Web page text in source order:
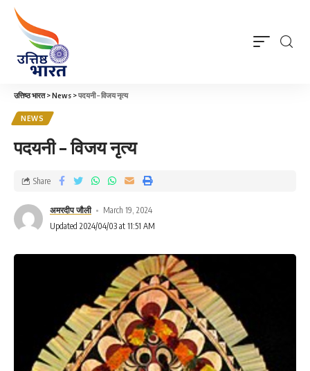
उत्तिष्ठ भारत>News >पदयनी – विजय नृत्य
NEWS
पदयनी – विजय नृत्य
अमरदीप जौली
March 19, 2024
Updated 2024/04/03 at 11:51 AM
Share